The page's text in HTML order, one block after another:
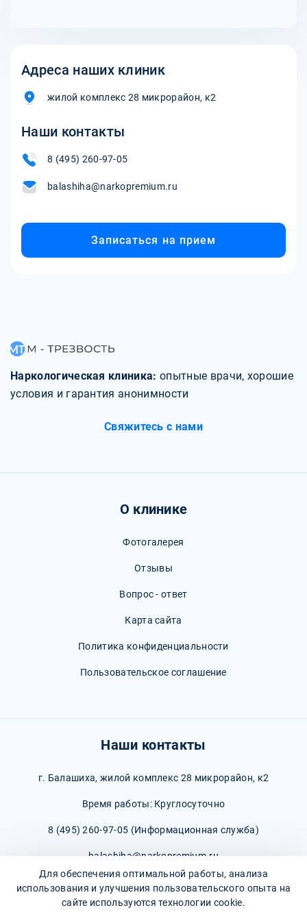
Адреса наших клиник
жилой комплекс 28 микрорайон, к2
Наши контакты
8 (495) 260-97-05
balashiha@narkopremium.ru
Записаться на прием
Наркологическая клиника: опытные врачи, хорошие
условия и гарантия анонимности
Свяжитесь с нами
О клинике
Фотогалерея
Отзывы
Вопрос - ответ
Карта сайта
Политика конфиденциальности
Пользовательское соглашение
Наши контакты
г. Балашиха, жилой комплекс 28 микрорайон, к2
Время работы: Круглосуточно
8 (495) 260-97-05 (Информационная служба)
balashiha@narkopremium.ru
Для обеспечения оптимальной работы, анализа
использования и улучшения пользовательского опыта на
сайте используются технологии cookie.